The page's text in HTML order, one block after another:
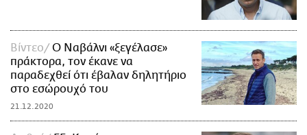
Βίντεο
Ο Ναβάλνι «ξεγέλασε»
πράκτορα, τον έκανε να
παραδεχθεί ότι έβαλαν δηλητήριο
στο εσώρουχό του
21.12.2020